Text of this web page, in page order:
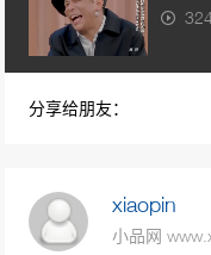
季
分享给朋友：
xiaopin
小品网